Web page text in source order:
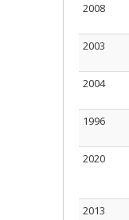
2008
2003
2004
1996
2020
2013